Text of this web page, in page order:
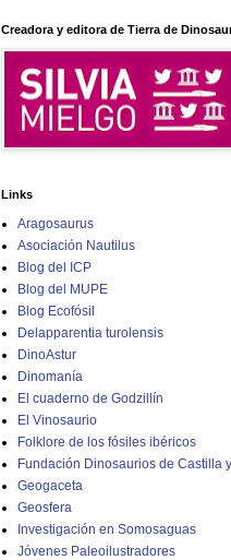
Creadora y editora de Tierra de
Links
Aragosaurus
Asociación Nautilus
Blog del ICP
Blog del MUPE
Blog Ecofósil
Delapparentia turolensis
DinoAstur
Dinomanía
El cuaderno de Godzillín
El Vinosaurio
Folklore de los fósiles ibéricos
Fundación Dinosaurios de Castilla
Geogaceta
Geosfera
Investigación en Somosaguas
Jóvenes Paleoilustradores